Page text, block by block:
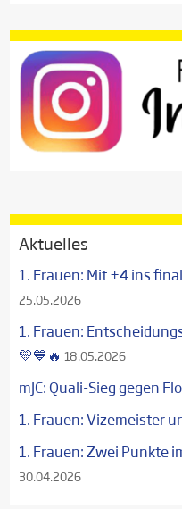
Aktuelles
1. Frauen: Mit +4 ins
25.05.2026
1. Frauen:
💛💙🔥 18.05.2026
mJC: Quali-Sieg gegen
1. Frauen: Vizemeister
1. Frauen: Zwei Punkte
30.04.2026